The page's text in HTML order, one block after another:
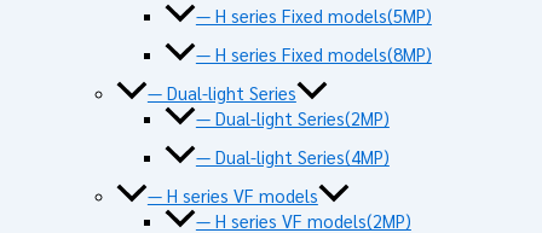
— H series Fixed models(5MP)
— H series Fixed models(8MP)
— Dual-light Series
— Dual-light Series(2MP)
— Dual-light Series(4MP)
— H series VF models
— H series VF models(2MP)